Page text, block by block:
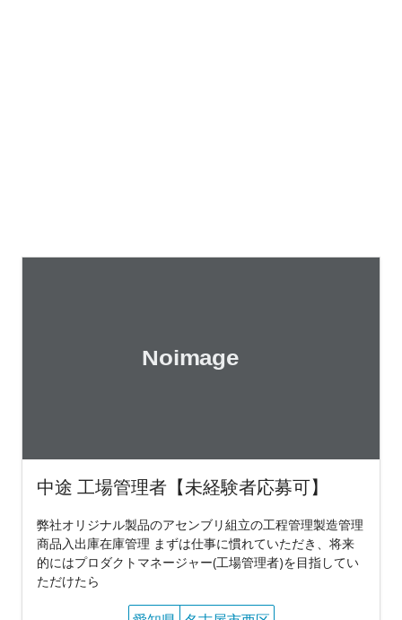
中途 工場管理者【未経験者応募可】
弊社オリジナル製品のアセンブリ組立の工程管理製造管理
商品入出庫在庫管理 まずは仕事に慣れていただき、将来
的にはプロダクトマネージャー(工場管理者)を目指してい
ただけたら